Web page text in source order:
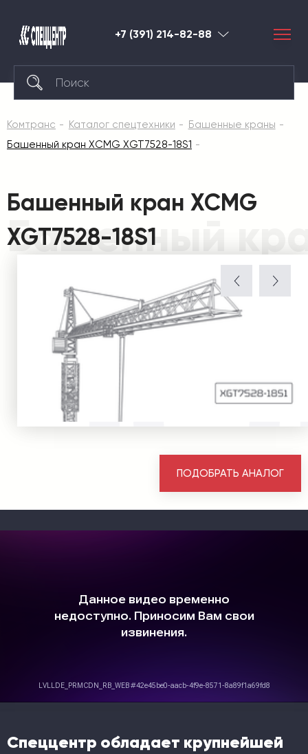
+7 (391) 214-82-88 Красноярск
Комтранс Каталог спецтехники
Башенные краны
Башенный кран XCMG XGT7528-18S1
Башенный
Башенный кран XCMG
XGT7528-18S1
ПОДОБРАТЬ АНАЛОГ
Спеццентр обладает крупнейшей